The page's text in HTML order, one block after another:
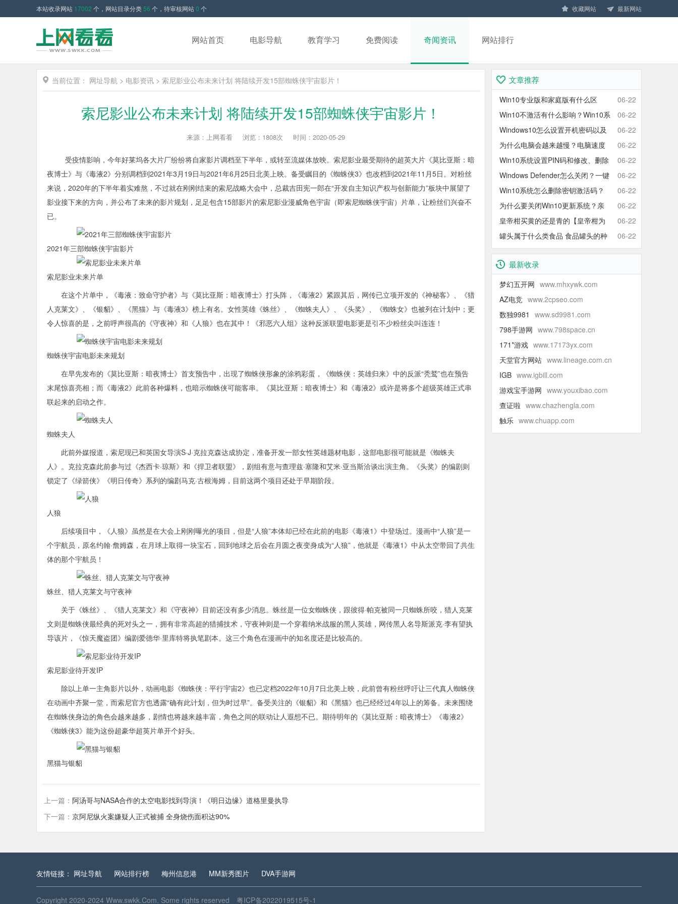
本站收录网站 17002 个，网站目录分类56 个，待审核网站0 个 收藏网站 最新网站
网站首页 电影导航 教育学习 免费阅读 奇闻资讯 网站排行
当前位置： 网址导航 > 电影资讯 > 索尼影业公布未来计划 将陆续开发15部蜘蛛侠宇宙影片！
索尼影业公布未来计划 将陆续开发15部蜘蛛侠宇宙影片！
来源：上网看看 浏览：1808次 时间：2020-05-29
受疫情影响，今年好莱坞各大片厂纷纷将自家影片调档至下半年，或转至流媒体放映。索尼影业最受期待的超英大片《莫比亚斯：暗
夜博士》与《毒液2》分别调档到2021年3月19日与2021年6月25日北美上映。备受瞩目的《蜘蛛侠3》也改档到2021年11月5日。对粉丝
来说，2020年的下半年着实难熬，不过就在刚刚结束的索尼战略大会中，总裁吉田宪一郎在“开发自主知识产权与创新能力”板块中展望了
影业接下来的方向，并公布了未来的影片规划，足足包含15部影片的索尼影业漫威角色宇宙（即索尼蜘蛛侠宇宙）片单，让粉丝们兴奋不
已。
2021年三部蜘蛛侠宇宙影片
索尼影业未来片单
在这个片单中，《毒液：致命守护者》与《莫比亚斯：暗夜博士》打头阵，《毒液2》紧跟其后，网传已立项开发的《神秘客》、《猎
人克莱文》、《银貂》、《黑猫》与《毒液3》榜上有名。女性英雄《蛛丝》、《蜘蛛夫人》、《头奖》、《蜘蛛女》也被列在计划中；更
令人惊喜的是，之前呼声很高的《守夜神》和《人狼》也在其中！《邪恶六人组》这种反派联盟电影更是引不少粉丝尖叫连连！
蜘蛛侠宇宙电影未来规划
在早先发布的《莫比亚斯：暗夜博士》首支预告中，出现了蜘蛛侠形象的涂鸦彩蛋，《蜘蛛侠：英雄归来》中的反派“秃鹫”也在预告
末尾惊喜亮相；而《毒液2》此前各种爆料，也暗示蜘蛛侠可能客串。《莫比亚斯：暗夜博士》和《毒液2》或许是将多个超级英雄正式串
联起来的启动之作。
蜘蛛夫人
此前外媒报道，索尼现已和英国女导演S·J·克拉克森达成协定，准备开发一部女性英雄题材电影，这部电影很可能就是《蜘蛛夫
人》。克拉克森此前参与过《杰西卡·琼斯》和《捍卫者联盟》，剧组有意与查理兹·塞隆和艾米·亚当斯洽谈出演主角。《头奖》的编剧则
锁定了《绿箭侠》《明日传奇》系列的编剧马克·古根海姆，目前这两个项目还处于早期阶段。
人狼
后续项目中，《人狼》虽然是在大会上刚刚曝光的项目，但是“人狼”本体却已经在此前的电影《毒液1》中登场过。漫画中“人狼”是一
个宇航员，原名约翰·詹姆森，在月球上取得一块宝石，回到地球之后会在月圆之夜变身成为“人狼”，他就是《毒液1》中从太空带回了共生
体的那个宇航员！
蛛丝、猎人克莱文与守夜神
关于《蛛丝》、《猎人克莱文》和《守夜神》目前还没有多少消息。蛛丝是一位女蜘蛛侠，跟彼得·帕克被同一只蜘蛛所咬，猎人克莱
文则是蜘蛛侠最经典的死对头之一，拥有非常高超的猎捕技术，守夜神则是一个穿着纳米战服的黑人英雄，网传黑人名导斯派克·李有望执
导该片，《惊天魔盗团》编剧爱德华·里库特将执笔剧本。这三个角色在漫画中的知名度还是比较高的。
索尼影业待开发IP
除以上单一主角影片以外，动画电影《蜘蛛侠：平行宇宙2》也已定档2022年10月7日北美上映，此前曾有粉丝呼吁让三代真人蜘蛛侠
在动画中齐聚一堂，而索尼官方也透露“确有此计划，但为时过早”。备受关注的《银貂》和《黑猫》也已经经过4年以上的筹备。未来围绕
在蜘蛛侠身边的角色会越来越多，剧情也将越来越丰富，角色之间的联动让人遐想不已。期待明年的《莫比亚斯：暗夜博士》《毒液2》
《蜘蛛侠3》能为这份超豪华超英片单开个好头。
黑猫与银貂
上一篇： 阿汤哥与NASA合作的太空电影找到导演！《明日边缘》道格里曼执导
下一篇： 京阿尼纵火案嫌疑人正式被捕 全身烧伤面积达90%
文章推荐
Win10专业版和家庭版有什么区
别？Win10家庭版和专业版区别对
比
06-22
Win10不激活有什么影响？Win10系
统不激活可以使用吗？会卡吗？
06-22
Windows10怎么设置开机密码以及
取消开机密码的方法
06-22
为什么电脑会越来越慢？电脑速度
慢的原因分析及终极解决方法
06-22
Win10系统设置PIN码和修改、删除
取消PIN码的方法
06-22
Windows Defender怎么关闭？一键
彻底关闭Windows Defender方法
06-22
Win10系统怎么删除密钥激活码？
Win10卸载激活密钥的操作方法
06-22
为什么要关闭Win10更新系统？亲
测有效的Win10关闭自动更新方法
06-22
皇帝柑买黄的还是青的【皇帝柑为
什么青的还那么甜】
06-22
罐头属于什么类食品 食品罐头的种
类有哪些
06-22
最新收录
梦幻五开网 www.mhxywk.com
AZ电竞 www.2cpseo.com
数独9981
www.sd9981.com
798手游网 www.798space.cn
171*游戏 www.17173yx.com
天堂官方网站 www.lineage.com.cn
IGB www.igbill.com
游戏宝手游网 www.youxibao.com
查证啦 www.chazhengla.com
触乐 www.chuapp.com
友情链接： 网址导航 网站排行榜 梅州信息港 MM新秀图片 DVA手游网
Copyright 2020-2024 Www.swkk.Com. Some rights reserved 粤ICP备2022019515号-1